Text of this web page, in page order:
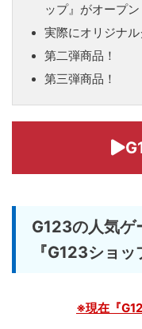
ップ』がオープン
実際にオリジナ
第二弾商品！
第三弾商品！
G123の人気ゲ
『G123ショ
※現在『